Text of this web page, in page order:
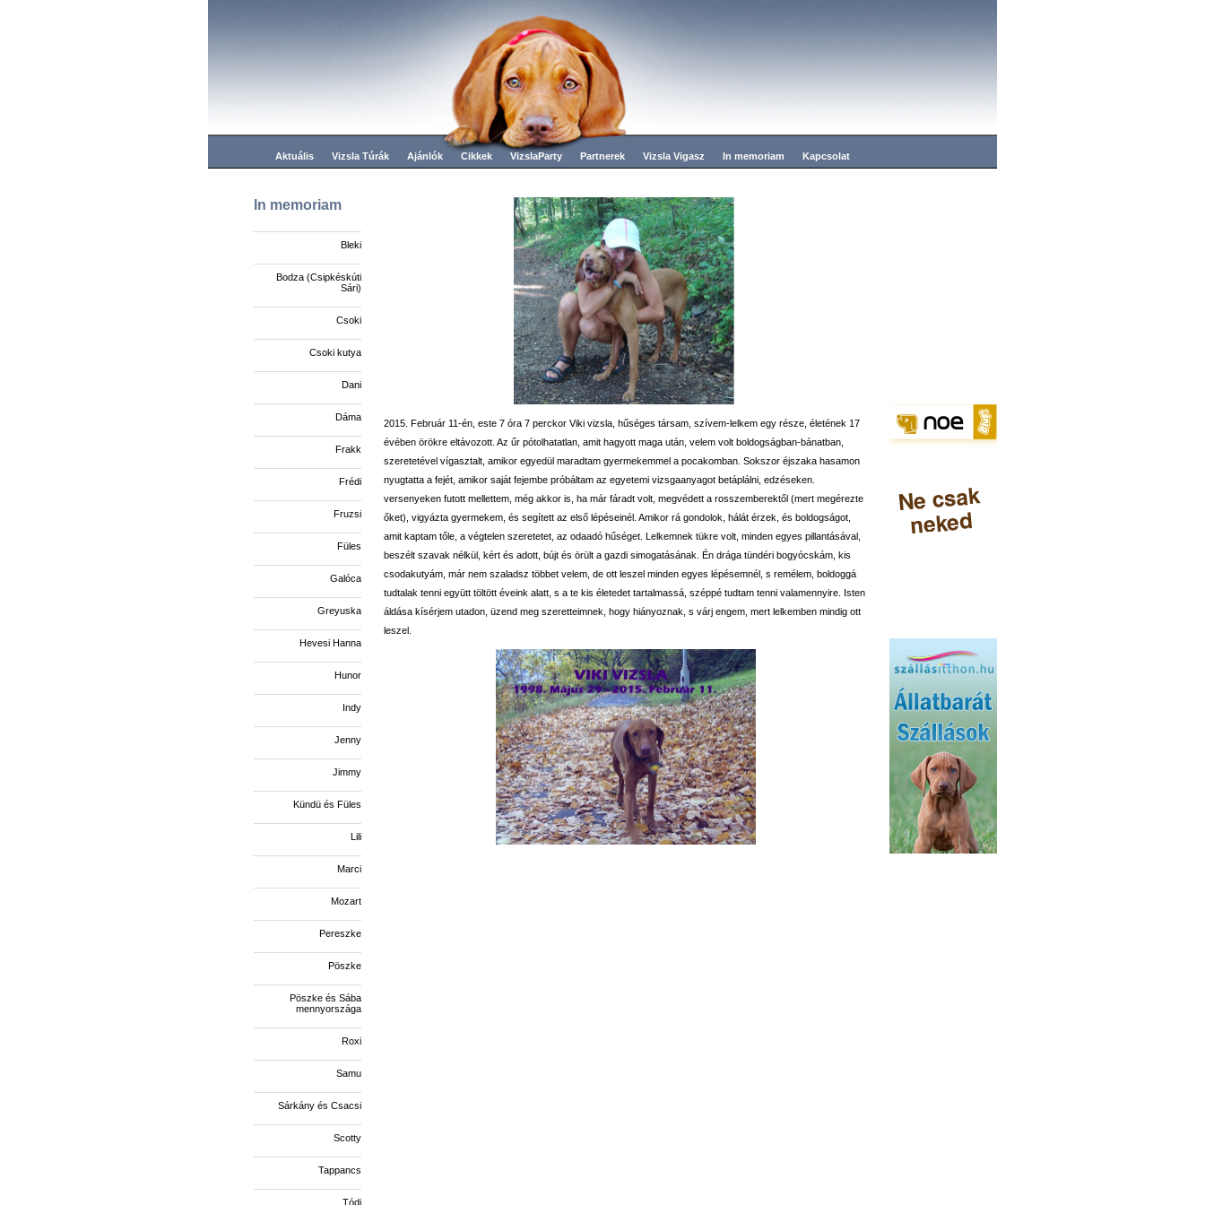
Aktuális Vizsla Túrák Ajánlók Cikkek VizslaParty Partnerek Vizsla Vigasz In memoriam Kapcsolat
In memoriam
Bleki
Bodza (Csipkéskúti
Sári)
Csoki
Csoki kutya
Dani
Dáma
Frakk
Frédi
Fruzsi
Füles
Galóca
Greyuska
Hevesi Hanna
Hunor
Indy
Jenny
Jimmy
Kündü és Füles
Lili
Marci
Mozart
Pereszke
Pöszke
Pöszke és Sába
mennyországa
Roxi
Samu
Sárkány és Csacsi
Scotty
Tappancs
Tódi
2015. Február 11-én, este 7 óra 7 perckor Viki vizsla, hűséges társam, szívem-lelkem egy része, életének 17
évében örökre eltávozott. Az űr pótolhatatlan, amit hagyott maga után, velem volt boldogságban-bánatban,
szeretetével vígasztalt, amikor egyedül maradtam gyermekemmel a pocakomban. Sokszor éjszaka hasamon
nyugtatta a fejét, amikor saját fejembe próbáltam az egyetemi vizsgaanyagot betáplálni, edzéseken.
versenyeken futott mellettem, még akkor is, ha már fáradt volt, megvédett a rosszemberektől (mert megérezte
őket), vigyázta gyermekem, és segített az első lépéseinél. Amikor rá gondolok, hálát érzek, és boldogságot,
amit kaptam tőle, a végtelen szeretetet, az odaadó hűséget. Lelkemnek tükre volt, minden egyes pillantásával,
beszélt szavak nélkül, kért és adott, bújt és örült a gazdi simogatásának. Én drága tündéri bogyócskám, kis
csodakutyám, már nem szaladsz többet velem, de ott leszel minden egyes lépésemnél, s remélem, boldoggá
tudtalak tenni együtt töltött éveink alatt, s a te kis életedet tartalmassá, széppé tudtam tenni valamennyire. Isten
áldása kísérjem utadon, üzend meg szeretteimnek, hogy hiányoznak, s várj engem, mert lelkemben mindig ott
leszel.